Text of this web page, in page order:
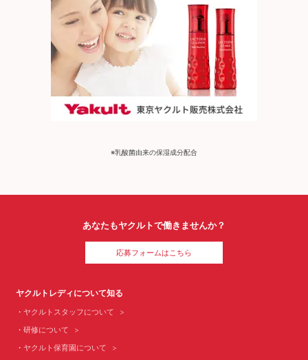
※乳酸菌由来の保湿成分配合
あなたもヤクルトで働きませんか？
応募フォームはこちら
ヤクルトレディについて知る
ヤクルトスタッフについて
研修について
ヤクルト保育園について